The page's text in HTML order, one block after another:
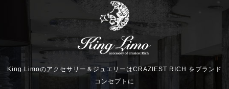
King Limoのアクセサリー＆ジュエリーはCRAZIEST RICH をブランド
コンセプトに